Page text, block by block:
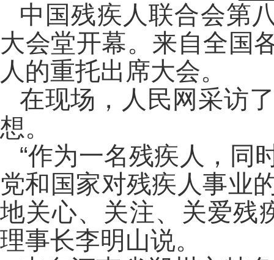
中国残疾人联合会第
大会堂开幕。来自全国
人的重托出席大会。
在现场，人民网采访
想。
“作为一名残疾人，同
党和国家对残疾人事业
地关心、关注、关爱残
理事长李明山说。